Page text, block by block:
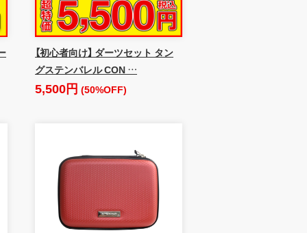
【初心者向け】 ダーツセット タン
グステンバレル CON …
5,500円 (50%OFF)